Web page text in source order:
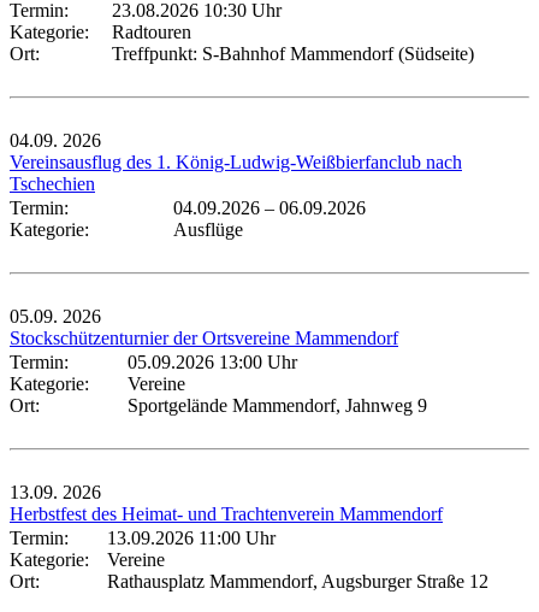
Termin:
23.08.2026 10:30 Uhr
Kategorie:
Radtouren
Ort:
Treffpunkt: S-Bahnhof Mammendorf (Südseite)
04.09. 2026
Vereinsausflug des 1. König-Ludwig-Weißbierfanclub nach
Tschechien
Termin:
04.09.2026 – 06.09.2026
Kategorie:
Ausflüge
05.09. 2026
Stockschützenturnier der Ortsvereine Mammendorf
Termin:
05.09.2026 13:00 Uhr
Kategorie:
Vereine
Ort:
Sportgelände Mammendorf, Jahnweg 9
13.09. 2026
Herbstfest des Heimat- und Trachtenverein Mammendorf
Termin:
13.09.2026 11:00 Uhr
Kategorie:
Vereine
Ort:
Rathausplatz Mammendorf, Augsburger Straße 12